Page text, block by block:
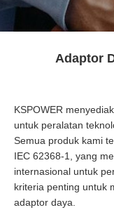
Adaptor
KSPOWER
untuk peralatan
Semua produk kami
IEC 62368-1, yang
internasional untuk
kriteria penting untuk
adaptor daya.